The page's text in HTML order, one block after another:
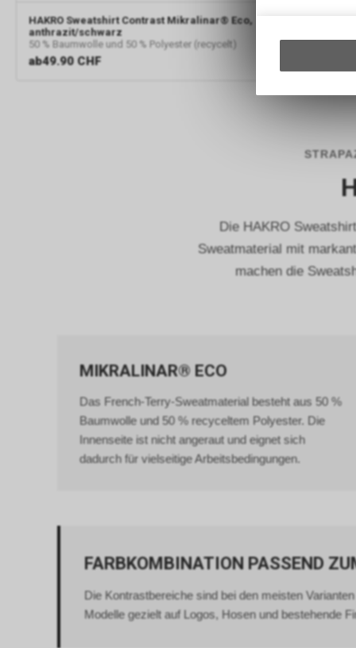
HAKRO Sweatshirt Contrast Mikralinar® Eco,
anthrazit/schwarz
50 % Baumwolle und 50 % Polyester (recycelt)
ab49.90 CHF 49.90
Die HAKRO
Sweatmaterial mit
machen die
MIKRALINAR® ECO
Das French-Terry-Sweatmaterial besteht aus 50 %
Baumwolle und 50 % recyceltem Polyester. Die
Innenseite ist nicht angeraut und eignet sich
dadurch für vielseitige Arbeitsbedingungen.
FARBKOMBINATION PASSEND
Die Kontrastbereiche sind bei den meisten
Modelle gezielt auf Logos, Hosen und bestehende